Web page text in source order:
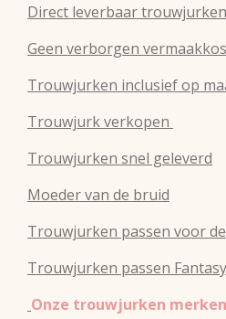
Direct leverbaar
Geen verborgen
Trouwjurken inclusief op
Trouwjurk verkopen
Trouwjurken snel geleverd
Moeder van de bruid
Trouwjurken passen voor
Trouwjurken passen
Onze trouwjurken